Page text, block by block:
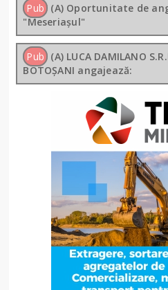
Pub (A) Oportunitate de
"Meseriașul"
Pub (A) LUCA DAMILANO
BOTOȘANI angajează: